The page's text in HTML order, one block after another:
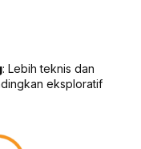
: Lebih teknis dan
eksploratif